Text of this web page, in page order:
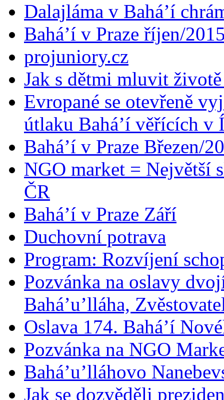
Dalajláma v Bahá’í
Bahá’í v Praze říjen/
projuniory.cz
Jak s dětmi mluvit
Evropané se otevřeně
útlaku Bahá’í věřících v
Bahá’í v Praze Březen/
NGO market = Největší
ČR
Bahá’í v Praze Září
Duchovní potrava
Program: Rozvíjení
Pozvánka na oslavy
Bahá’u’lláha,
Oslava 174. Bahá’í
Pozvánka na NGO
Bahá’u’lláhovo
Jak se dozvěděli